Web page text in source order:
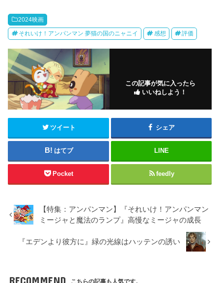
2024映画
それいけ！アンパンマン 夢猫の国のニャニイ 感想 評価
この記事が気に入ったら
いいねしよう！
ツイート シェア
はてブ LINE
Pocket feedly
【特集：アンパンマン】『それいけ！アンパンマン
ミージャと魔法のランプ』高慢なミージャの成長
『エデンより彼方に』緑の光線はハッテンの誘い
RECOMMEND こちらの記事も人気です。